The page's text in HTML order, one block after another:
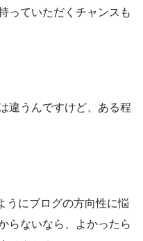
っていただくチャンスも
違うんですけど、ある程
うにブログの方向性に悩
らないなら、よかったら